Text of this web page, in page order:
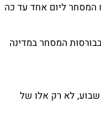
מיליארד דולר ב-24 שעות. שיא נפח המסחר ליום אחד עד כה
המסחר במדינה
שבוע, לא רק אלו של